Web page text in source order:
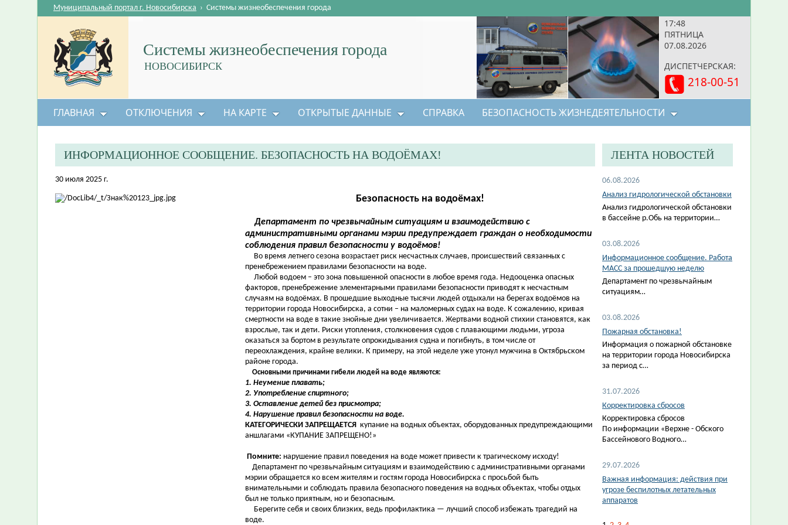
17:48
ПЯТНИЦА
07.08.2026
ДИСПЕТЧЕРСКАЯ:
218-00-51
Системы жизнеобеспечения города
НОВОСИБИРСК
Муниципальный портал г. Новосибирска › Системы жизнеобеспечения города
ГЛАВНАЯ ОТКЛЮЧЕНИЯ НА КАРТЕ ОТКРЫТЫЕ ДАННЫЕ СПРАВКА БЕЗОПАСНОСТЬ ЖИЗНЕДЕЯТЕЛЬНОСТИ
ИНФОРМАЦИОННОЕ СООБЩЕНИЕ. БЕЗОПАСНОСТЬ НА ВОДОЁМАХ!
30 июля 2025 г.
Безопасность на водоёмах!
Департамент по чрезвычайным ситуациям и взаимодействию с
административными органами мэрии предупреждает граждан о необходимости
соблюдения правил безопасности у водоёмов!
Во время летнего сезона возрастает риск несчастных случаев, происшествий связанных с
пренебрежением правилами безопасности на воде.
Любой водоем – это зона повышенной опасности в любое время года. Недооценка опасных
факторов, пренебрежение элементарными правилами безопасности приводят к несчастным
случаям на водоёмах. В прошедшие выходные тысячи людей отдыхали на берегах водоёмов на
территории города Новосибирска, а сотни – на маломерных судах на воде. К сожалению, кривая
смертности на воде в такие знойные дни увеличивается. Жертвами водной стихии становятся, как
взрослые, так и дети. Риски утопления, столкновения судов с плавающими людьми, угроза
оказаться за бортом в результате опрокидывания судна и погибнуть, в том числе от
переохлаждения, крайне велики. К примеру, на этой неделе уже утонул мужчина в Октябрьском
районе города.
Основными причинами гибели людей на воде являются:
1. Неумение плавать;
2. Употребление спиртного;
3. Оставление детей без присмотра;
4. Нарушение правил безопасности на воде.
КАТЕГОРИЧЕСКИ ЗАПРЕЩАЕТСЯ купание на водных объектах, оборудованных предупреждающими
аншлагами «КУПАНИЕ ЗАПРЕЩЕНО!»
Помните: нарушение правил поведения на воде может привести к трагическому исходу!
Департамент по чрезвычайным ситуациям и взаимодействию с административными органами
мэрии обращается ко всем жителям и гостям города Новосибирска с просьбой быть
внимательными и соблюдать правила безопасного поведения на водных объектах, чтобы отдых
был не только приятным, но и безопасным.
Берегите себя и своих близких, ведь профилактика — лучший способ избежать трагедий на
воде.
ЛЕНТА НОВОСТЕЙ
06.08.2026
Анализ гидрологической обстановки
Анализ гидрологической обстановки
в бассейне р.Обь на территории…
03.08.2026
Информационное сообщение. Работа
МАСС за прошедшую неделю
Департамент по чрезвычайным
ситуациям…
03.08.2026
Пожарная обстановка!
Информация о пожарной обстановке
на территории города Новосибирска
за период с…
31.07.2026
Корректировка сбросов
Корректировка сбросов
По информации «Верхне - Обского
Бассейнового Водного…
29.07.2026
Важная информация: действия при
угрозе беспилотных летательных
аппаратов